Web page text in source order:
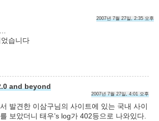
2007년 7월 27일, 2:35 오후
습니다
and beyond
2007년 7월 27일, 4:01 오후
발견한 이삼구님의 사이트에 있는 국내 사이
보았더니 태우’s log가 402등으로 나와있다.